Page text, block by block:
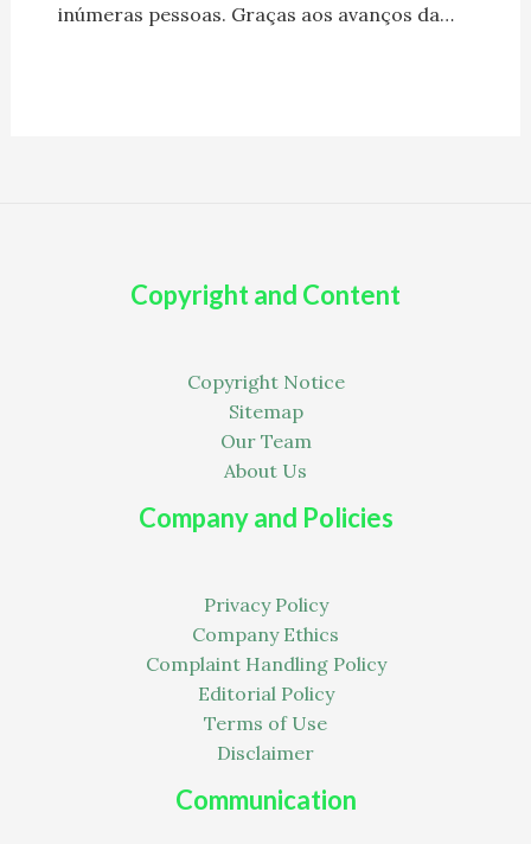
inúmeras pessoas. Graças aos avanços da…
Copyright and Content
Copyright Notice
Sitemap
Our Team
About Us
Company and Policies
Privacy Policy
Company Ethics
Complaint Handling Policy
Editorial Policy
Terms of Use
Disclaimer
Communication